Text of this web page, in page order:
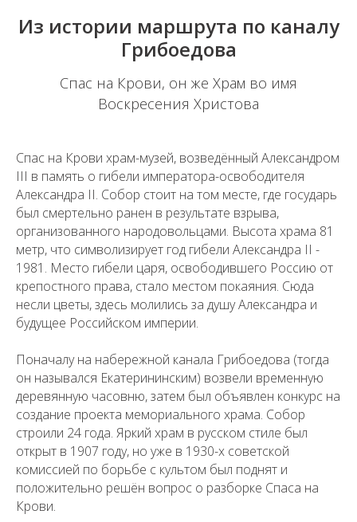
Из истории маршрута по каналу
Грибоедова
Спас на Крови, он же Храм во имя
Воскресения Христова
Спас на Крови храм-музей, возведённый Александром
III в память о гибели императора-освободителя
Александра II. Собор стоит на том месте, где государь
был смертельно ранен в результате взрыва,
организованного народовольцами. Высота храма 81
метр, что символизирует год гибели Александра II -
1981. Место гибели царя, освободившего Россию от
крепостного права, стало местом покаяния. Сюда
несли цветы, здесь молились за душу Александра и
будущее Российском империи.
Поначалу на набережной канала Грибоедова (тогда
он назывался Екатерининским) возвели временную
деревянную часовню, затем был объявлен конкурс на
создание проекта мемориального храма. Собор
строили 24 года. Яркий храм в русском стиле был
открыт в 1907 году, но уже в 1930-х советской
комиссией по борьбе с культом был поднят и
положительно решён вопрос о разборке Спаса на
Крови.